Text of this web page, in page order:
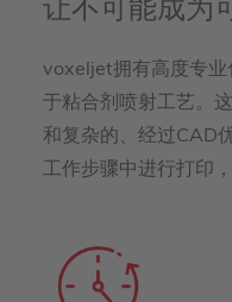
让不可能成为
voxeljet拥有高度专
于粘合剂喷射工艺。
和复杂的、经过CAD
工作步骤中进行打印